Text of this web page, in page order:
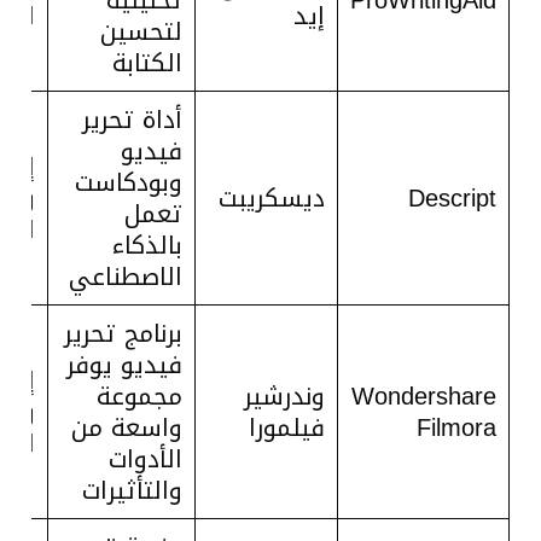
إيد لتحسين
الكتابة
Descript ديسكريبت
أداة تحرير
فيديو
وبودكاست
تعمل
بالذكاء
الاصطناعي
Wondershare
Filmora
وندرشير
فيلمورا
برنامج تحرير
فيديو يوفر
مجموعة
واسعة من
الأدوات
والتأثيرات